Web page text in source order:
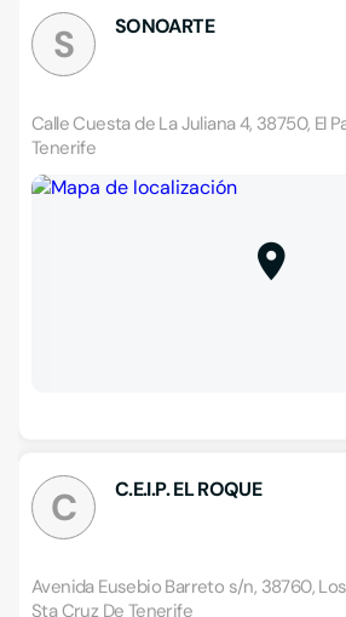
S SONOARTE
Calle Cuesta de La Juliana 4, 38750, El
Tenerife
C C.E.I.P. EL ROQUE
Avenida Eusebio Barreto s/n, 38760,
Sta Cruz De Tenerife